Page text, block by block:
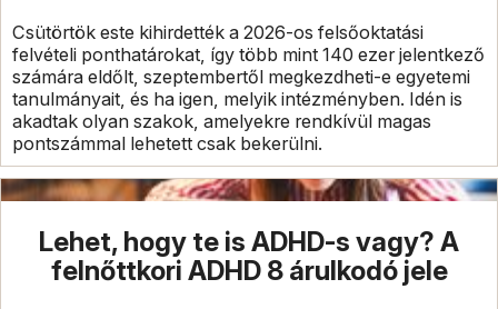
Csütörtök este kihirdették a 2026-os felsőoktatási
felvételi ponthatárokat, így több mint 140 ezer jelentkező
számára eldőlt, szeptembertől megkezdheti-e egyetemi
tanulmányait, és ha igen, melyik intézményben. Idén is
akadtak olyan szakok, amelyekre rendkívül magas
pontszámmal lehetett csak bekerülni.
Lehet, hogy te is ADHD-s vagy? A
felnőttkori ADHD 8 árulkodó jele